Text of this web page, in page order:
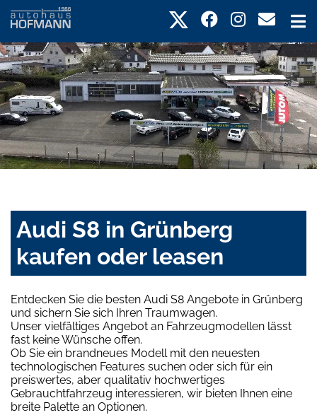
Audi S8 in Grünberg
kaufen oder leasen
Entdecken Sie die besten Audi S8 Angebote in Grünberg
und sichern Sie sich Ihren Traumwagen.
Unser vielfältiges Angebot an Fahrzeugmodellen lässt
fast keine Wünsche offen.
Ob Sie ein brandneues Modell mit den neuesten
technologischen Features suchen oder sich für ein
preiswertes, aber qualitativ hochwertiges
Gebrauchtfahrzeug interessieren, wir bieten Ihnen eine
breite Palette an Optionen.